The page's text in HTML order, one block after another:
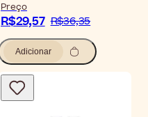
Preço
R$29,57 R$36,35
Adicionar